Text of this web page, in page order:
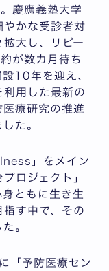
慶應義塾大学
やかな受診者対
大し、リピー
が数カ月待ち
10年を迎え、
用した最新の
療研究の推進
た。
」をメイン
ロジェクト」
ともに生き生
す中で、その
。
「予防医療セン